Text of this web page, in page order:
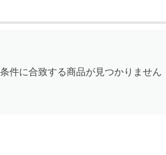
件に合致する商品が見つかりません